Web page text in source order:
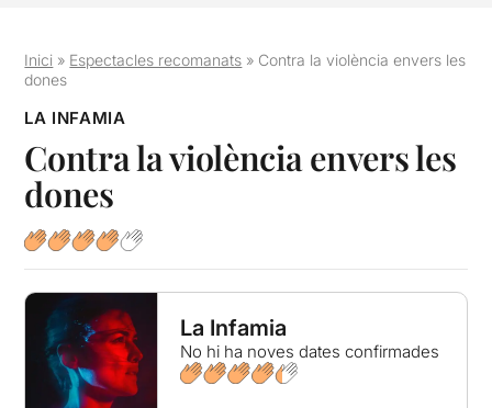
Inici » Espectacles recomanats » Contra la violència envers les
dones
LA INFAMIA
Contra la violència envers les
dones
La Infamia
No hi ha noves dates confirmades